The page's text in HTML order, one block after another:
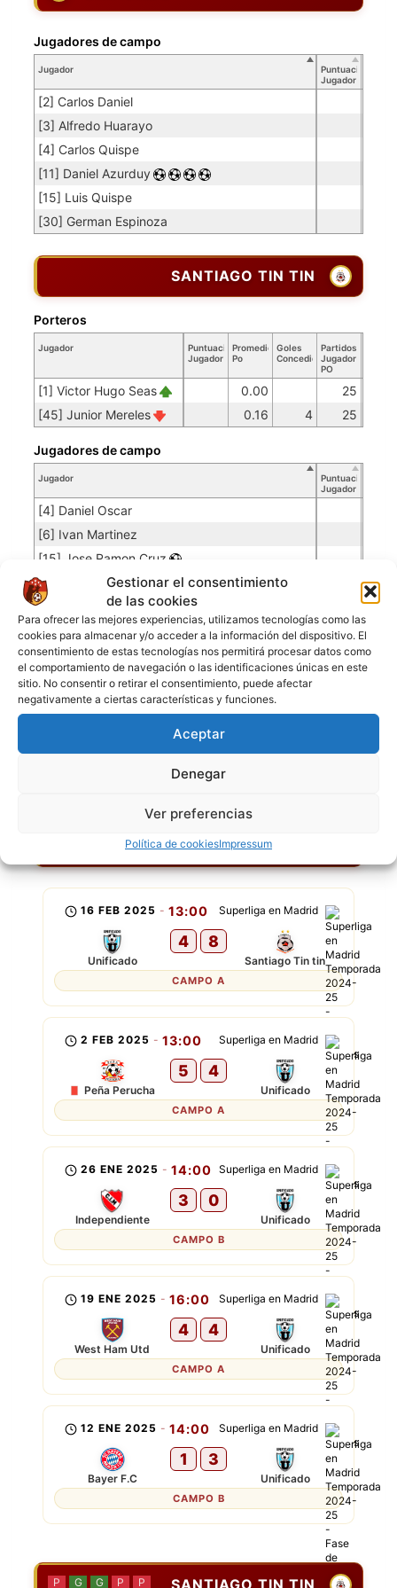
Gestionar el consentimiento
de las cookies
Para ofrecer las mejores experiencias, utilizamos tecnologías como las
cookies para almacenar y/o acceder a la información del dispositivo. El
consentimiento de estas tecnologías nos permitirá procesar datos como
el comportamiento de navegación o las identificaciones únicas en este
sitio. No consentir o retirar el consentimiento, puede afectar
negativamente a ciertas características y funciones.
Aceptar
Denegar
Ver preferencias
Política de cookiesImpressum
Jugador
Puntuación
Jugador
[2] Carlos Daniel
[3] Alfredo Huarayo
[4] Carlos Quispe
[11] Daniel Azurduy
[15] Luis Quispe
[30] German Espinoza
Jugadores de campo
SANTIAGO TIN TIN
Jugador
Puntuación
Jugador
Promedio
Po
Goles
Concedidos
Partidos
Jugador
PO
[1] Victor Hugo Seas 0.00
25
[45] Junior Mereles
0.16 4 25
Porteros
Jugador
Puntuación
Jugador
[4] Daniel Oscar
[6] Ivan Martinez
[15] Jose Ramon Cruz
[16] Alex Ronald
[21] Fabio L
[23] Roly Martinez
[29] Juan Angel Larramendia
[40] Starlyn Ramos
[42] Matias Valentino
Jugadores de campo
ÚLTIMOS PARTIDOS
UNIFICADO P
Superliga en Madrid
16 FEB 2025 - 13:00
Unificado
4 8
Santiago Tin tin
CAMPO A
Superliga en Madrid
2 FEB 2025 - 13:00
Peña Perucha
5 4
Unificado
CAMPO A
Superliga en Madrid
26 ENE 2025 - 14:00
Independiente
3 0
Unificado
CAMPO B
Superliga en Madrid
19 ENE 2025 - 16:00
West Ham Utd
4 4
Unificado
CAMPO A
Superliga en Madrid
12 ENE 2025 - 14:00
Bayer F.C
1 3
Unificado
CAMPO B
SANTIAGO TIN TIN
P G G P P